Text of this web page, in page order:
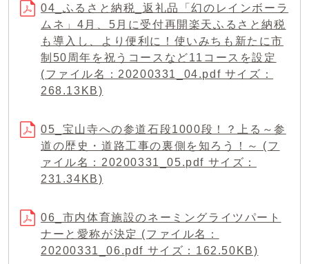
04_ふるさと納税_返礼品「幻のレインボーラ
ムネ」4月、5月に受付再開楽天ふるさと納税
も導入し、より便利に！使いみちも新たに市
制50周年を祝うコースなど11コースを設定
(ファイル名：20200331_04.pdf サイズ：
268.13KB)
05_宝山寺への参道石段1000段！？上る～参
道の歴史・道路工事の裏側を知ろう！～ (フ
ァイル名：20200331_05.pdf サイズ：
231.34KB)
06_市内体育施設のネーミングライツパート
ナーと愛称が決定 (ファイル名：
20200331_06.pdf サイズ：162.50KB)